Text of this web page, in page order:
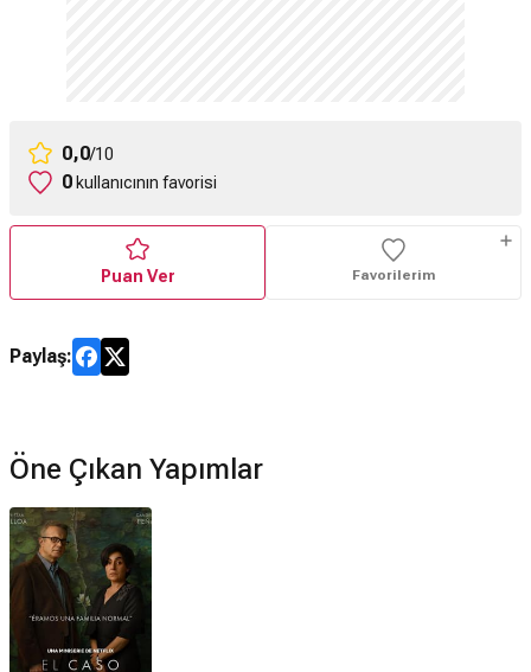
0,0/10
0kullanıcının favorisi
Puan Ver Favorilerim
Paylaş:
Öne Çıkan Yapımlar